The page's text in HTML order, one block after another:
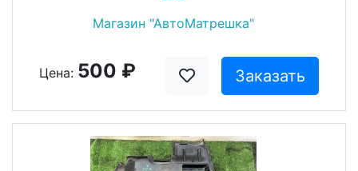
Магазин "АвтоМатрешка"
Цена: 500 ₽ Заказать